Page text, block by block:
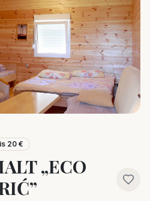
20 €
„ECO